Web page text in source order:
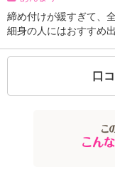
締め付けが緩すぎて、
細身の人にはおすすめ出
口